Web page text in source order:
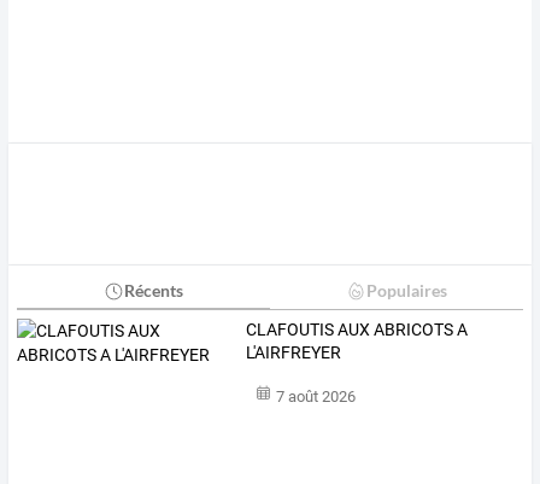
Récents Populaires
CLAFOUTIS AUX ABRICOTS A
L'AIRFREYER
7 août 2026